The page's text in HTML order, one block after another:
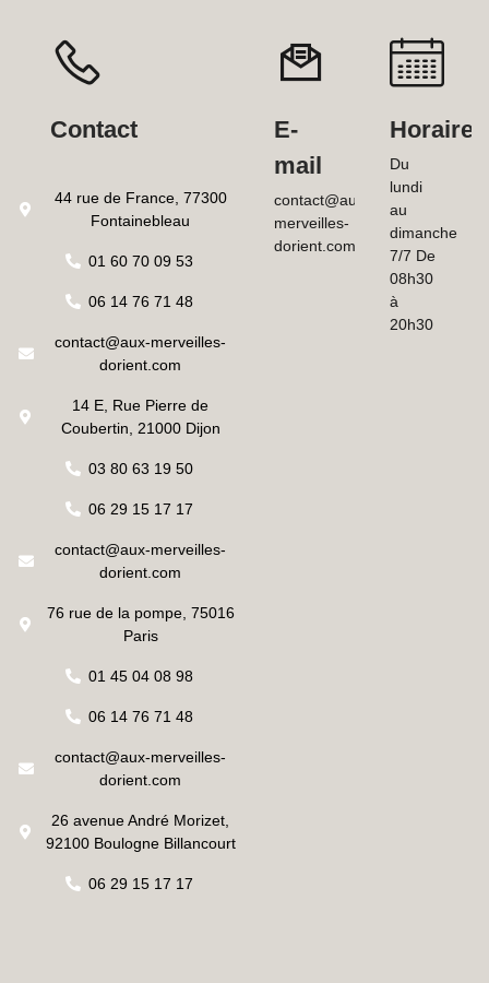
Contact
44 rue de France, 77300
Fontainebleau
01 60 70 09 53
06 14 76 71 48
contact@aux-merveilles-
dorient.com
14 E, Rue Pierre de
Coubertin, 21000 Dijon
03 80 63 19 50
06 29 15 17 17
contact@aux-merveilles-
dorient.com
76 rue de la pompe, 75016
Paris
01 45 04 08 98
06 14 76 71 48
contact@aux-merveilles-
dorient.com
26 avenue André Morizet,
92100 Boulogne Billancourt
06 29 15 17 17
E-
mail
contact@aux-
merveilles-
dorient.com
Horaires
Du
lundi
au
dimanche
7/7 De
08h30
à
20h30